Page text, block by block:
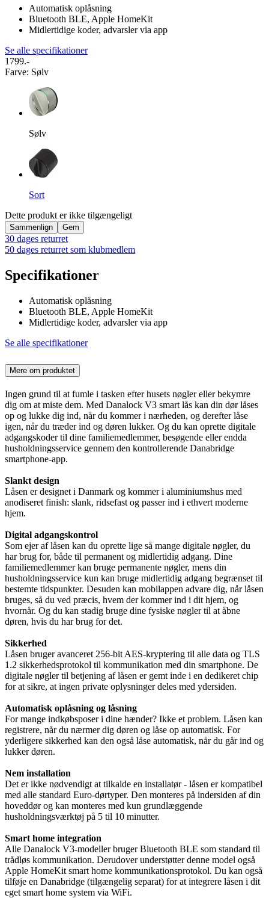
Automatisk oplåsning
Bluetooth BLE, Apple HomeKit
Midlertidige koder, advarsler via app
Se alle specifikationer
1799.-
Farve: Sølv
Sølv
Sort
Dette produkt er ikke tilgængeligt
Sammenlign Gem
30 dages returret
50 dages returret som klubmedlem
Specifikationer
Automatisk oplåsning
Bluetooth BLE, Apple HomeKit
Midlertidige koder, advarsler via app
Se alle specifikationer
Mere om produktet
Ingen grund til at fumle i tasken efter husets nøgler eller bekymre
dig om at miste dem. Med Danalock V3 smart lås kan din dør låses
op og lukke dig ind, når du kommer i nærheden, og derefter låse
igen, når du træder ind og døren lukker. Og du kan oprette digitale
adgangskoder til dine familiemedlemmer, besøgende eller endda
husholdningsservice gennem den kontrollerende Danabridge
smartphone-app.
Slankt design
Låsen er designet i Danmark og kommer i aluminiumshus med
anodiseret finish: slank, ridsefast og passer ind i ethvert moderne
hjem.
Digital adgangskontrol
Som ejer af låsen kan du oprette lige så mange digitale nøgler, du
har brug for, både til permanent og midlertidig adgang. Dine
familiemedlemmer kan bruge permanente nøgler, mens din
husholdningsservice kun kan bruge midlertidig adgang begrænset til
bestemte tidspunkter. Desuden kan mobilappen advare dig, når låsen
bruges, så du ved præcis, hvem der kommer ind i dit hjem, og
hvornår. Og du kan stadig bruge dine fysiske nøgler til at åbne
døren, hvis du har brug for det.
Sikkerhed
Låsen bruger avanceret 256-bit AES-kryptering til alle data og TLS
1.2 sikkerhedsprotokol til kommunikation med din smartphone. De
digitale nøgler til betjening af låsen er gemt inde i en dedikeret chip
for at sikre, at ingen private oplysninger deles med ydersiden.
Automatisk oplåsning og låsning
For mange indkøbsposer i dine hænder? Ikke et problem. Låsen kan
registrere, når du nærmer dig døren og låse op automatisk. For
yderligere sikkerhed kan den også låse automatisk, når du går ind og
lukker døren.
Nem installation
Det er ikke nødvendigt at tilkalde en installatør - låsen er kompatibel
med alle standard Euro-dørtyper. Den monteres på indersiden af din
hoveddør og kan monteres med kun grundlæggende
husholdningsværktøj på 5 til 10 minutter.
Smart home integration
Alle Danalock V3-modeller bruger Bluetooth BLE som standard til
trådløs kommunikation. Derudover understøtter denne model også
Apple HomeKit smart home kommunikationsprotokol. Du kan også
tilføje en Danabridge (tilgængelig separat) for at integrere låsen i dit
eget smart home system via WiFi.